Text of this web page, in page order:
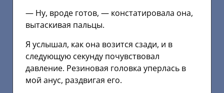
— Ну, вроде готов, — констатировала она,
вытаскивая пальцы.
Я услышал, как она возится сзади, и в
следующую секунду почувствовал
давление. Резиновая головка уперлась в
мой анус, раздвигая его.